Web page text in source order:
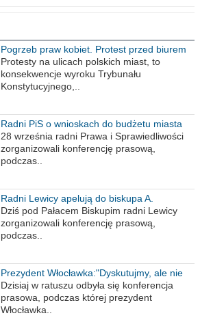
Pogrzeb praw kobiet. Protest przed biurem
poselskim PiS
Protesty na ulicach polskich miast, to
konsekwencje wyroku Trybunału
Konstytucyjnego,..
Radni PiS o wnioskach do budżetu miasta
na 2021 rok
28 września radni Prawa i Sprawiedliwości
zorganizowali konferencję prasową,
podczas..
Radni Lewicy apelują do biskupa A.
Wiesława Meringa
Dziś pod Pałacem Biskupim radni Lewicy
zorganizowali konferencję prasową,
podczas..
Prezydent Włocławka:"Dyskutujmy, ale nie
obrażajmy się”
Dzisiaj w ratuszu odbyła się konferencja
prasowa, podczas której prezydent
Włocławka..